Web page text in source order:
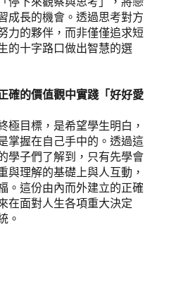
成長的機會。透過思考對方
力的夥伴，而非僅僅追求短
的十字路口做出智慧的選
確的價值觀中實踐「好好愛
極目標，是希望學生明白，
掌握在自己手中的。透過這
學子們了解到，只有先學會
與理解的基礎上與人互動，
。這份由內而外建立的正確
在面對人生各項重大決定
。